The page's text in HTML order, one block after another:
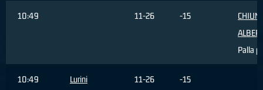
10:49 11-26 -15
Palla
10:49
Lurini
11-26 -15